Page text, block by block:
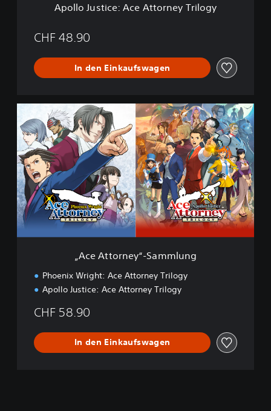
r
n
e
y
T
r
i
l
o
g
y
Apollo Justice: Ace Attorney Trilogy
CHF 48.90
In den Einkaufswagen
„
A
t
t
o
r
n
e
y
„Ace Attorney“-Sammlung
Phoenix Wright: Ace Attorney Trilogy
Apollo Justice: Ace Attorney Trilogy
CHF 58.90
In den Einkaufswagen